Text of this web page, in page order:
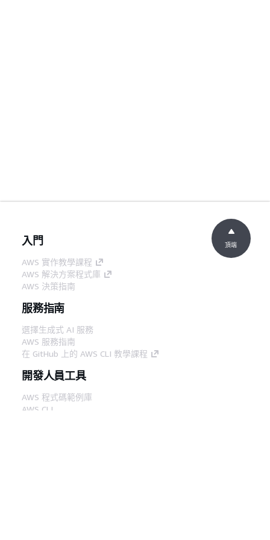
入門
AWS 實作教學課程
AWS 解決方案程式庫
AWS 決策指南
服務指南
選擇生成式 AI 服務
AWS 服務指南
在 GitHub 上的 AWS CLI 教學課程
開發人員工具
AWS 程式碼範例庫
AWS CLI
頂端